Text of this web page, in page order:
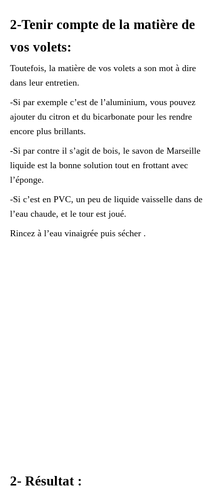
2-Tenir compte de la matière de
vos volets:
Toutefois, la matière de vos volets a son mot à dire
dans leur entretien.
-Si par exemple c’est de l’aluminium, vous pouvez
ajouter du citron et du bicarbonate pour les rendre
encore plus brillants.
-Si par contre il s’agit de bois, le savon de Marseille
liquide est la bonne solution tout en frottant avec
l’éponge.
-Si c’est en PVC, un peu de liquide vaisselle dans de
l’eau chaude, et le tour est joué.
Rincez à l’eau vinaigrée puis sécher .
2- Résultat :